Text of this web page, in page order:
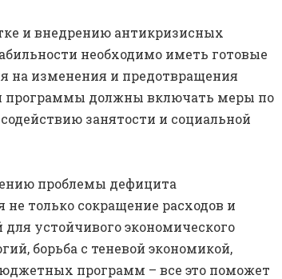
и внедрению антикризисных
необходимо иметь готовые
на изменения и предотвращения
программы должны включать меры по
занятости и социальной
проблемы дефицита
только сокращение расходов и
устойчивого экономического
борьба с теневой экономикой,
программ – все это поможет